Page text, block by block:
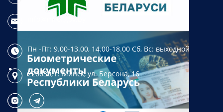
info@mjkx.gov.by
Пн -Пт: 9.00-13.00, 14.00-18.00 Сб, Вс: выходной
220030, г. Минск, ул. Берсона, 16